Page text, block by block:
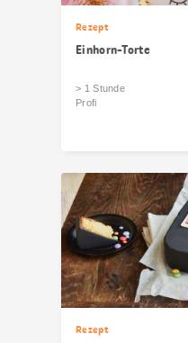
Rezept
Einhorn-Torte
> 1 Stunde
Profi
Rezept